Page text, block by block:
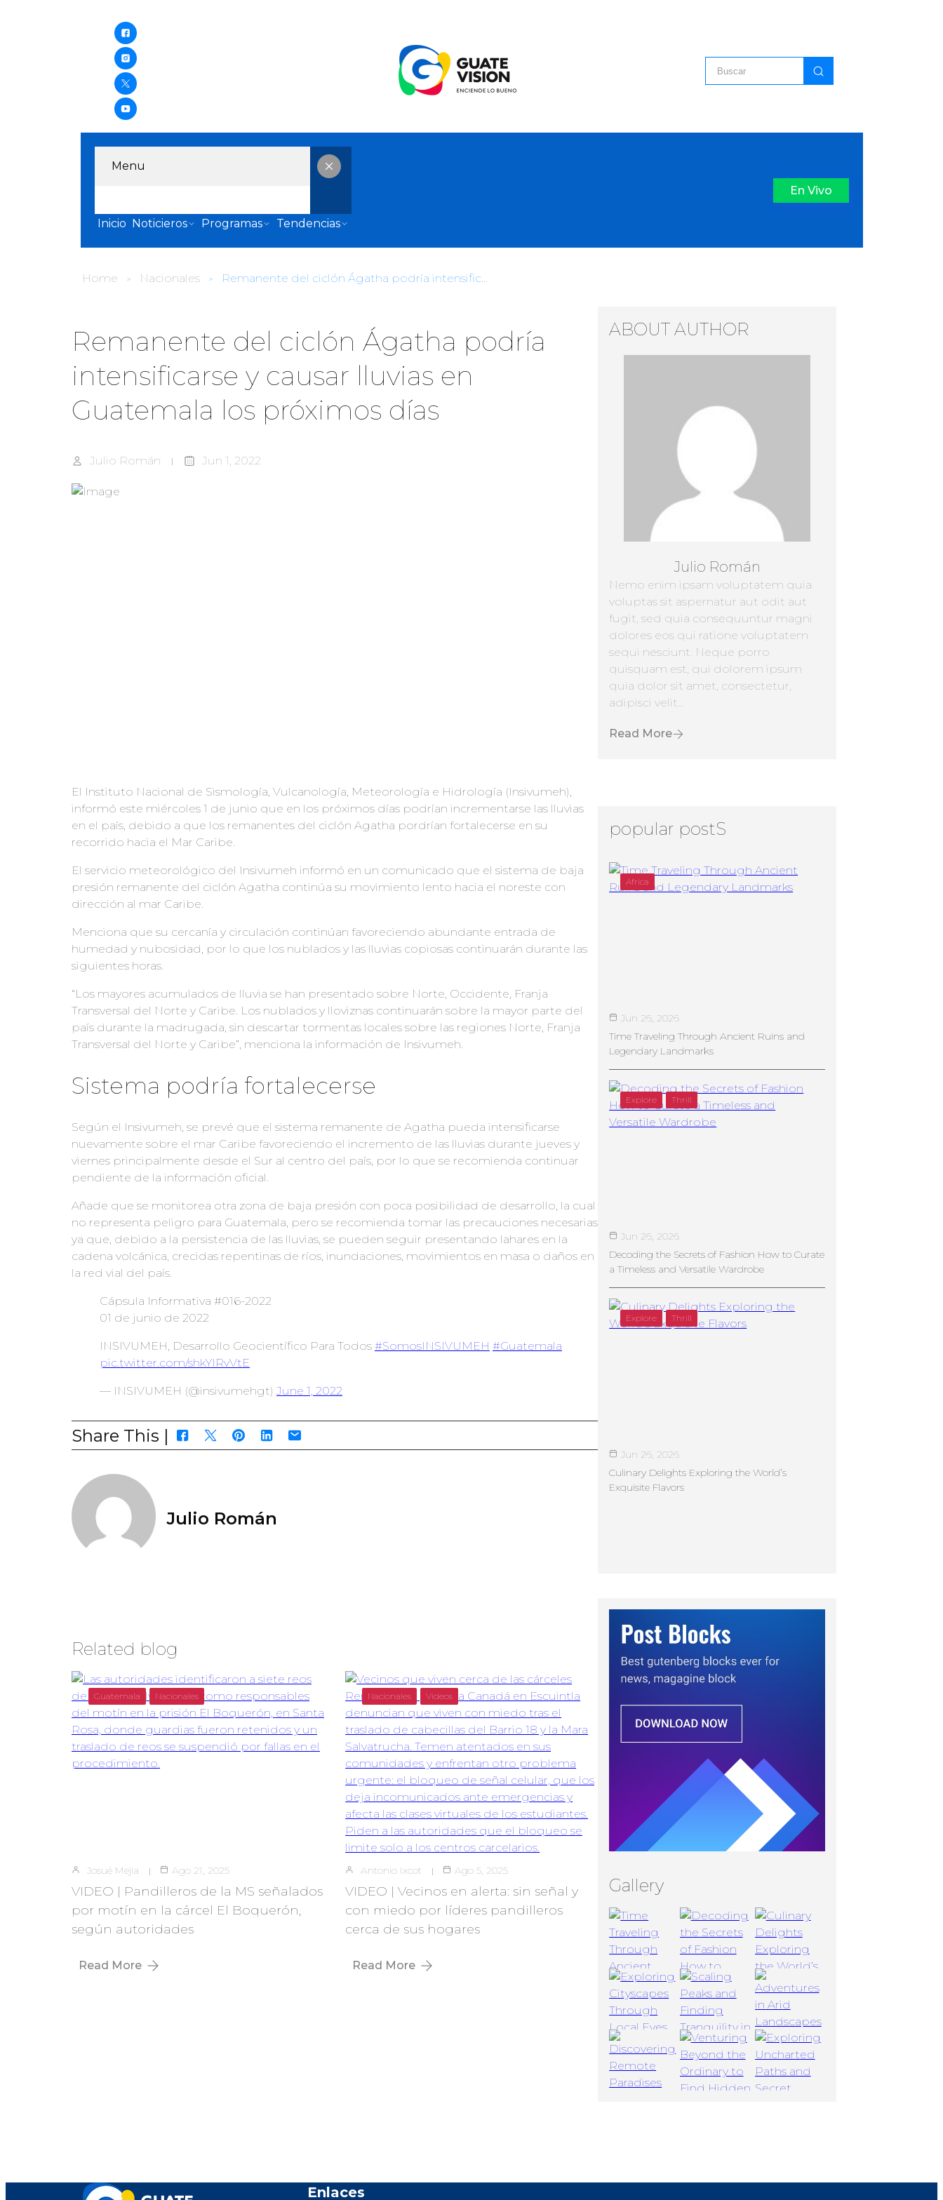
Menu
Inicio Noticieros Programas Tendencias
En Vivo
Home Nacionales Remanente del ciclón Ágatha podría intensificarse y causar lluvias en Guatemala los próximos días
Remanente del ciclón Ágatha podría
intensificarse y causar lluvias en
Guatemala los próximos días
Julio Román Jun 1, 2022
El Instituto Nacional de Sismología, Vulcanología, Meteorología e Hidrología (Insivumeh),
informó este miércoles 1 de junio que en los próximos días podrían incrementarse las lluvias
en el país, debido a que los remanentes del ciclón Agatha pordrían fortalecerse en su
recorrido hacia el Mar Caribe.
El servicio meteorológico del Insivumeh informó en un comunicado que el sistema de baja
presión remanente del ciclón Agatha continúa su movimiento lento hacia el noreste con
dirección al mar Caribe.
Menciona que su cercanía y circulación continúan favoreciendo abundante entrada de
humedad y nubosidad, por lo que los nublados y las lluvias copiosas continuarán durante las
siguientes horas.
“Los mayores acumulados de lluvia se han presentado sobre Norte, Occidente, Franja
Transversal del Norte y Caribe. Los nublados y lloviznas continuarán sobre la mayor parte del
país durante la madrugada, sin descartar tormentas locales sobre las regiones Norte, Franja
Transversal del Norte y Caribe”, menciona la información de Insivumeh.
Sistema podría fortalecerse
Según el Insivumeh, se prevé que el sistema remanente de Agatha pueda intensificarse
nuevamente sobre el mar Caribe favoreciendo el incremento de las lluvias durante jueves y
viernes principalmente desde el Sur al centro del país, por lo que se recomienda continuar
pendiente de la información oficial.
Añade que se monitorea otra zona de baja presión con poca posibilidad de desarrollo, la cual
no representa peligro para Guatemala, pero se recomienda tomar las precauciones necesarias
ya que, debido a la persistencia de las lluvias, se pueden seguir presentando lahares en la
cadena volcánica, crecidas repentinas de ríos, inundaciones, movimientos en masa o daños en
la red vial del país.
Cápsula Informativa #016-2022
01 de junio de 2022
INSIVUMEH, Desarrollo Geocientífico Para Todos #SomosINSIVUMEH #Guatemala
pic.twitter.com/shkYIRvVtE
— INSIVUMEH (@insivumehgt) June 1, 2022
Share This |
Julio Román
Related blog
Guatemala Nacionales
Josué Mejia Ago 21, 2025
VIDEO | Pandilleros de la MS señalados
por motín en la cárcel El Boquerón,
según autoridades
Read More
Nacionales Videos
Antonio Ixcot Ago 5, 2025
VIDEO | Vecinos en alerta: sin señal y
con miedo por líderes pandilleros
cerca de sus hogares
Read More
ABOUT AUTHOR
Julio Román
Nemo enim ipsam voluptatem quia
voluptas sit aspernatur aut odit aut
fugit, sed quia consequuntur magni
dolores eos qui ratione voluptatem
sequi nesciunt. Neque porro
quisquam est, qui dolorem ipsum
quia dolor sit amet, consectetur,
adipisci velit...
Read More
popular postS
Africa
Jun 26, 2026
Time Traveling Through Ancient Ruins and
Legendary Landmarks
Explore Thrill
Jun 26, 2026
Decoding the Secrets of Fashion How to Curate
a Timeless and Versatile Wardrobe
Explore Thrill
Jun 26, 2026
Culinary Delights Exploring the World’s
Exquisite Flavors
Gallery
Enlaces